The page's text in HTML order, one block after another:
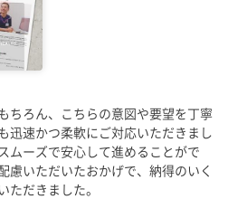
ちろん、こちらの意図や要望を丁寧
迅速かつ柔軟にご対応いただきまし
ムーズで安心して進めることがで
慮いただいたおかげで、納得のいく
ただきました。